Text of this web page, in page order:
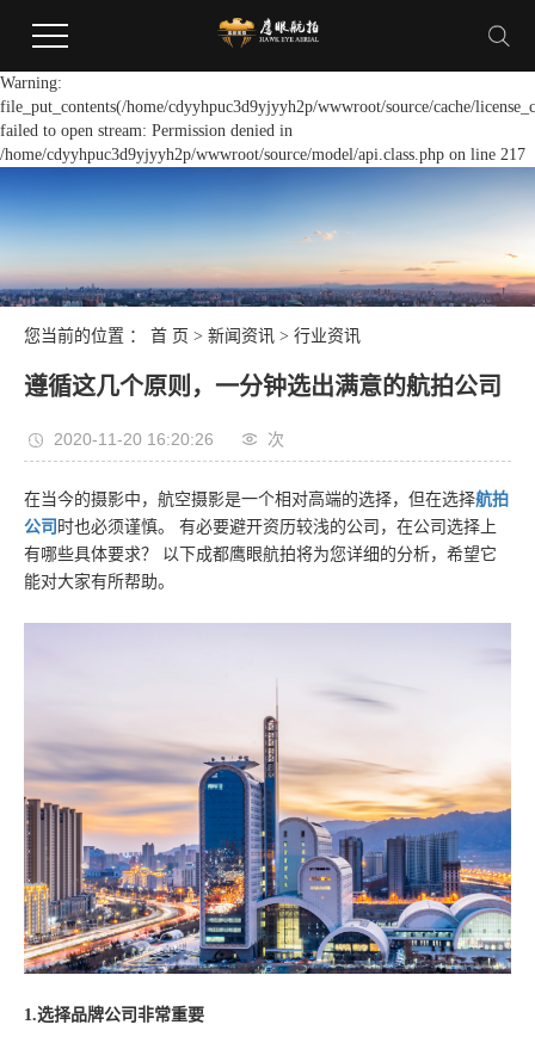
Warning:
file_put_contents(/home/cdyyhpuc3d9yjyyh2p/wwwroot/source/cache/
failed to open stream: Permission denied in
/home/cdyyhpuc3d9yjyyh2p/wwwroot/source/model/api.class.php on line 217
您当前的位置 ：首 页 >新闻资讯 >行业资讯
遵循这几个原则，一分钟选出满意的航拍公司
2020-11-20 16:20:26 次
在当今的摄影中，航空摄影是一个相对高端的选择，但在选择航拍
公司 时也必须谨慎。 有必要避开资历较浅的公司，在公司选择上
有哪些具体要求？ 以下成都鹰眼航拍将为您详细的分析，希望它
能对大家有所帮助。
1.选择品牌公司非常重要